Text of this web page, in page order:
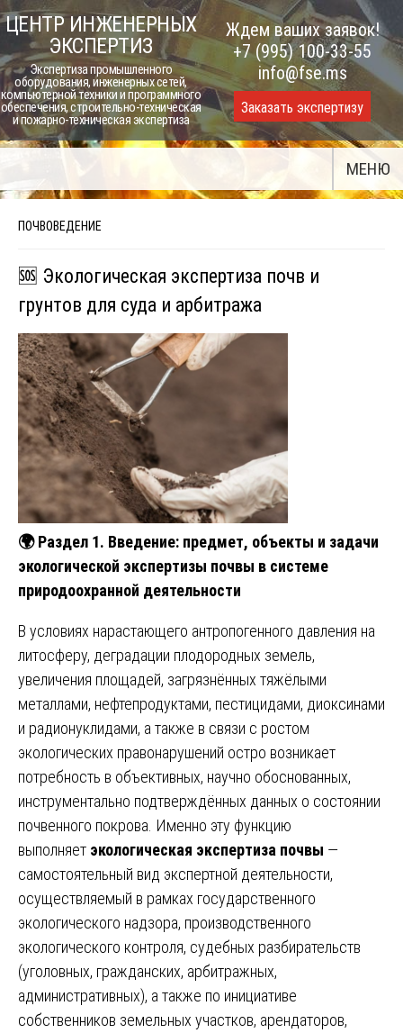
Skip
to
content
ЦЕНТР ИНЖЕНЕРНЫХ
ЭКСПЕРТИЗ
Экспертиза промышленного
оборудования, инженерных сетей,
компьютерной техники и программного
обеспечения, строительно-техническая
и пожарно-техническая экспертиза
Ждем ваших заявок!
+7 (995) 100-33-55
info@fse.ms
Заказать экспертизу
МЕНЮ
ПОЧВОВЕДЕНИЕ
🆘 Экологическая экспертиза почв и
грунтов для суда и арбитража
🌍Раздел 1. Введение: предмет, объекты и задачи
экологической экспертизы почвы в системе
природоохранной деятельности
В условиях нарастающего антропогенного давления на
литосферу, деградации плодородных земель,
увеличения площадей, загрязнённых тяжёлыми
металлами, нефтепродуктами, пестицидами, диоксинами
и радионуклидами, а также в связи с ростом
экологических правонарушений остро возникает
потребность в объективных, научно обоснованных,
инструментально подтверждённых данных о состоянии
почвенного покрова. Именно эту функцию
выполняет экологическая экспертиза почвы —
самостоятельный вид экспертной деятельности,
осуществляемый в рамках государственного
экологического надзора, производственного
экологического контроля, судебных разбирательств
(уголовных, гражданских, арбитражных,
административных), а также по инициативе
собственников земельных участков, арендаторов,